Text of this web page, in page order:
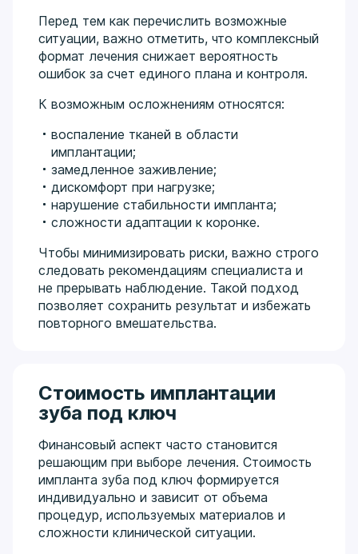
Перед тем как перечислить возможные
ситуации, важно отметить, что комплексный
формат лечения снижает вероятность
ошибок за счет единого плана и контроля.
К возможным осложнениям относятся:
воспаление тканей в области
имплантации;
замедленное заживление;
дискомфорт при нагрузке;
нарушение стабильности импланта;
сложности адаптации к коронке.
Чтобы минимизировать риски, важно строго
следовать рекомендациям специалиста и
не прерывать наблюдение. Такой подход
позволяет сохранить результат и избежать
повторного вмешательства.
Стоимость имплантации
зуба под ключ
Финансовый аспект часто становится
решающим при выборе лечения. Стоимость
импланта зуба под ключ формируется
индивидуально и зависит от объема
процедур, используемых материалов и
сложности клинической ситуации.